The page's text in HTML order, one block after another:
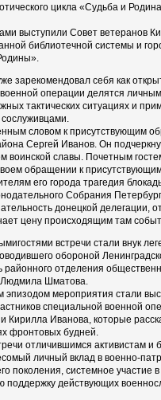
цикла «Судьба и
выступили Совет ветеранов
библиотечной системы и
зарекомендовал себя как
операции делятся
тактических ситуациях и
словом к присутствующим
Сергей Иванов. Он
воинской славы. Почетным
обращении к
его города трагедия
Собрания
донецкой делегации,
цену происходящим там
встречи стали внук
обороной
районного отделения
Людмила Шматова.
эпизодом мероприятия стали
специальной военной
Кирилла Иванова, которые
фронтовых будней.
отличившимся активистам
личный вклад в военно-
поколения, системное участие
поддержку действующих